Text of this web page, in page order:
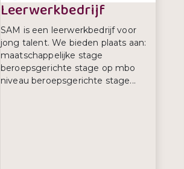
Leerwerkbedrijf
SAM is een leerwerkbedrijf voor
jong talent. We bieden plaats aan:
maatschappelijke stage
beroepsgerichte stage op mbo
niveau beroepsgerichte stage...